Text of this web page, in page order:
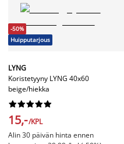
-50%
Huipputarjous
LYNG
Koristetyyny LYNG 40x60
beige/hiekka






15,-/KPL
Alin 30 päivän hinta ennen